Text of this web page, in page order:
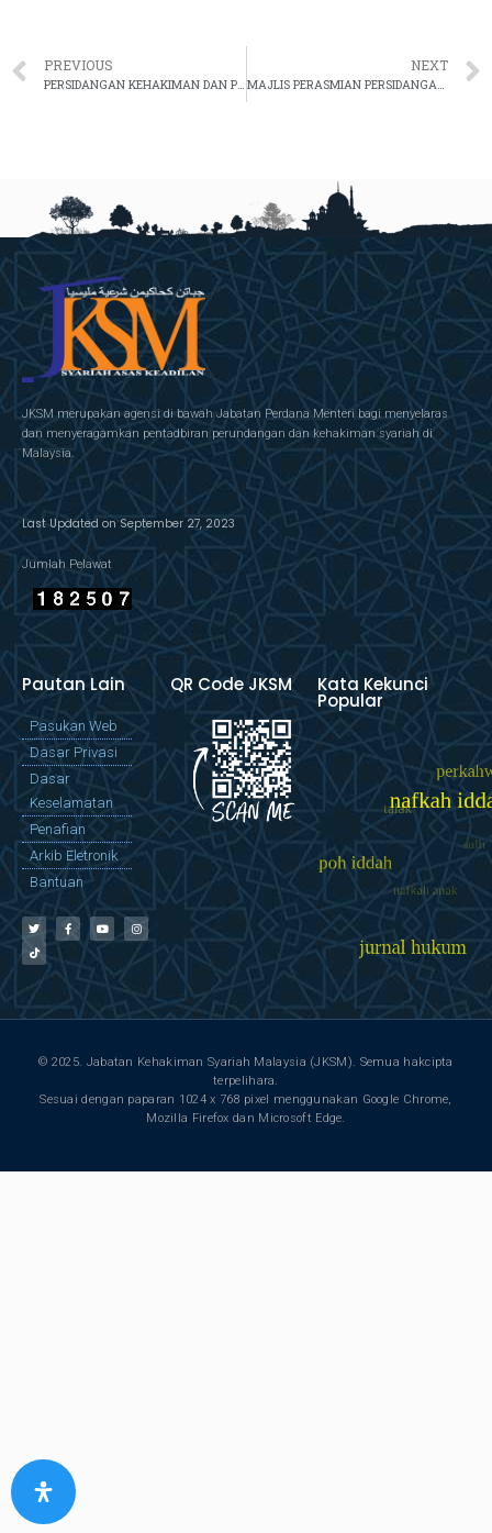
PREVIOUS
PERSIDANGAN KEHAKIMAN DAN PERUNDANGAN SYARIAH NUSANTARA (PKPSN) 2023
NEXT
MAJLIS PERASMIAN PERSIDANGAN SERANTAU KEKELUARGAAN ISLAM
JKSM merupakan agensi di bawah Jabatan Perdana Menteri bagi menyelaras
dan menyeragamkan pentadbiran perundangan dan kehakiman syariah di
Malaysia.
Last Updated on September 27, 2023
Jumlah Pelawat
Pautan Lain
Pasukan Web
Dasar Privasi
Dasar
Keselamatan
Penafian
Arkib Eletronik
Bantuan
QR Code JKSM Kata Kekunci
Popular
© 2025. Jabatan Kehakiman Syariah Malaysia (JKSM). Semua hakcipta
terpelihara.
Sesuai dengan paparan 1024 x 768 pixel menggunakan Google Chrome,
Mozilla Firefox dan Microsoft Edge.